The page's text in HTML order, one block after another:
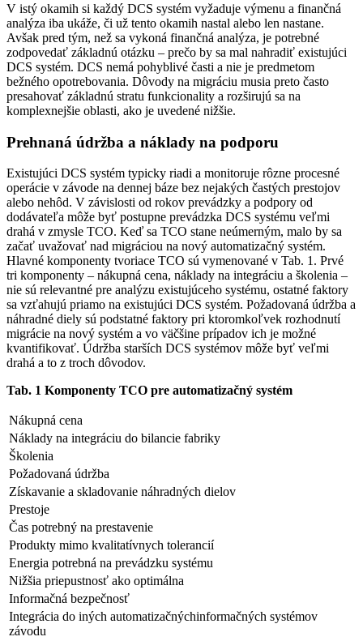
V istý okamih si každý DCS systém vyžaduje výmenu a finančná
analýza iba ukáže, či už tento okamih nastal alebo len nastane.
Avšak pred tým, než sa vykoná finančná analýza, je potrebné
zodpovedať základnú otázku – prečo by sa mal nahradiť existujúci
DCS systém. DCS nemá pohyblivé časti a nie je predmetom
bežného opotrebovania. Dôvody na migráciu musia preto často
presahovať základnú stratu funkcionality a rozširujú sa na
komplexnejšie oblasti, ako je uvedené nižšie.
Prehnaná údržba a náklady na podporu
Existujúci DCS systém typicky riadi a monitoruje rôzne procesné
operácie v závode na dennej báze bez nejakých častých prestojov
alebo nehôd. V závislosti od rokov prevádzky a podpory od
dodávateľa môže byť postupne prevádzka DCS systému veľmi
drahá v zmysle TCO. Keď sa TCO stane neúmerným, malo by sa
začať uvažovať nad migráciou na nový automatizačný systém.
Hlavné komponenty tvoriace TCO sú vymenované v Tab. 1. Prvé
tri komponenty – nákupná cena, náklady na integráciu a školenia –
nie sú relevantné pre analýzu existujúceho systému, ostatné faktory
sa vzťahujú priamo na existujúci DCS systém. Požadovaná údržba a
náhradné diely sú podstatné faktory pri ­ktoromkoľvek rozhodnutí
migrácie na nový systém a vo väčšine ­prípadov ich je možné
kvantifikovať. Údržba starších DCS systémov môže byť veľmi
drahá a to z troch dôvodov.
Tab. 1 Komponenty TCO pre automatizačný systém
Nákupná cena
Náklady na integráciu do bilancie fabriky
Školenia
Požadovaná údržba
Získavanie a skladovanie náhradných dielov
Prestoje
Čas potrebný na prestavenie
Produkty mimo kvalitatívnych tolerancií
Energia potrebná na prevádzku systému
Nižšia priepustnosť ako optimálna
Informačná bezpečnosť
Integrácia do iných automatizačnýchinformačných systémov
závodu